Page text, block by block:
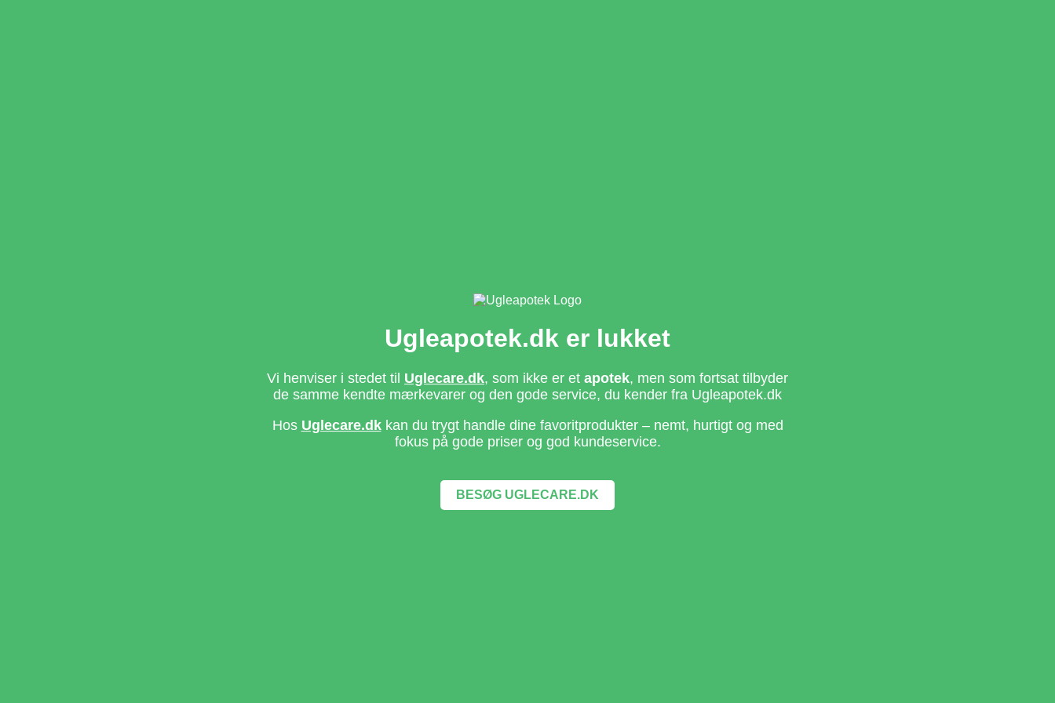
Ugleapotek.dk er lukket
Vi henviser i stedet til Uglecare.dk, som ikke er et apotek, men som fortsat tilbyder
de samme kendte mærkevarer og den gode service, du kender fra Ugleapotek.dk
Hos Uglecare.dkkan du trygt handle dine favoritprodukter – nemt, hurtigt og med
fokus på gode priser og god kundeservice.
BESØG UGLECARE.DK